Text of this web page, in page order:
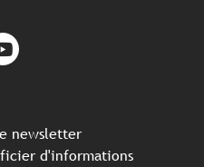
newsletter
d'informations